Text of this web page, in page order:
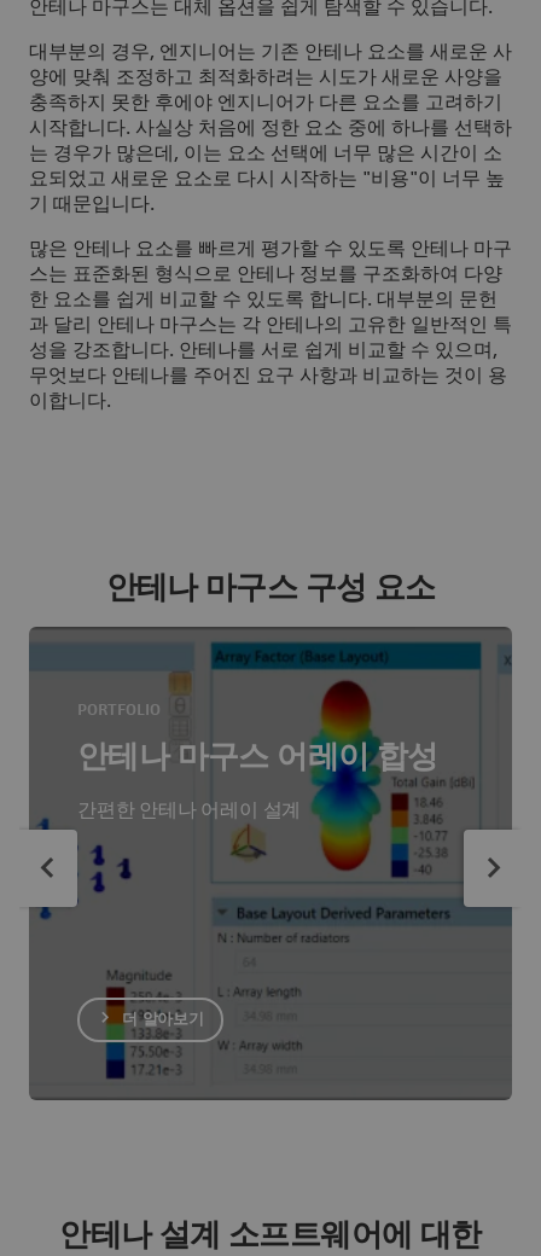
안테나 마구스는 대체 옵션을 쉽게 탐색할 수 있습니다.
대부분의 경우, 엔지니어는 기존 안테나 요소를 새로운 사
양에 맞춰 조정하고 최적화하려는 시도가 새로운 사양을
충족하지 못한 후에야 엔지니어가 다른 요소를 고려하기
시작합니다. 사실상 처음에 정한 요소 중에 하나를 선택하
는 경우가 많은데, 이는 요소 선택에 너무 많은 시간이 소
요되었고 새로운 요소로 다시 시작하는 "비용"이 너무 높
기 때문입니다.
많은 안테나 요소를 빠르게 평가할 수 있도록 안테나 마구
스는 표준화된 형식으로 안테나 정보를 구조화하여 다양
한 요소를 쉽게 비교할 수 있도록 합니다. 대부분의 문헌
과 달리 안테나 마구스는 각 안테나의 고유한 일반적인 특
성을 강조합니다. 안테나를 서로 쉽게 비교할 수 있으며,
무엇보다 안테나를 주어진 요구 사항과 비교하는 것이 용
이합니다.
안테나 마구스 구성 요소
PORTFOLIO
안테나 마구스 어레이 합성
간편한 안테나 어레이 설계
더 알아보기
안테나 설계 소프트웨어에 대한